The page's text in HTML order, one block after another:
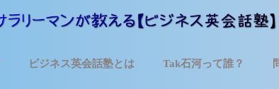
ビジネス英会話塾とは Tak石河って誰？